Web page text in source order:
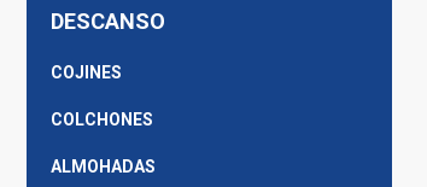
DESCANSO
COJINES
COLCHONES
ALMOHADAS